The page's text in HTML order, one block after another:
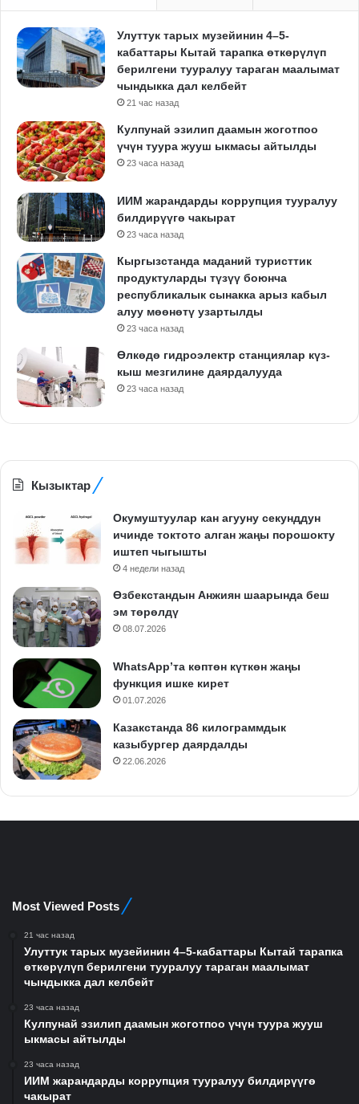
Улуттук тарых музейинин 4–5-
кабаттары Кытай тарапка өткөрүлүп
берилгени тууралуу тараган маалымат
чындыкка дал келбейт
21 час назад
Кулпунай эзилип даамын жоготпоо
үчүн туура жууш ыкмасы айтылды
23 часа назад
ИИМ жарандарды коррупция тууралуу
билдирүүгө чакырат
23 часа назад
Кыргызстанда маданий туристтик
продуктуларды түзүү боюнча
республикалык сынакка арыз кабыл
алуу мөөнөтү узартылды
23 часа назад
Өлкөдө гидроэлектр станциялар күз-
кыш мезгилине даярдалууда
23 часа назад
Кызыктар
Окумуштуулар кан агууну секунддун
ичинде токтото алган жаңы порошокту
иштеп чыгышты
4 недели назад
Өзбекстандын Анжиян шаарында беш
эм төрөлдү
08.07.2026
WhatsApp’та көптөн күткөн жаңы
функция ишке кирет
01.07.2026
Казакстанда 86 килограммдык
казыбургер даярдалды
22.06.2026
Most Viewed Posts
21 час назад
Улуттук тарых музейинин 4–5-кабаттары Кытай тарапка
өткөрүлүп берилгени тууралуу тараган маалымат
чындыкка дал келбейт
23 часа назад
Кулпунай эзилип даамын жоготпоо үчүн туура жууш
ыкмасы айтылды
23 часа назад
ИИМ жарандарды коррупция тууралуу билдирүүгө
чакырат